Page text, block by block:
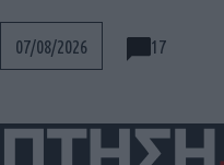
07/08/2026 17